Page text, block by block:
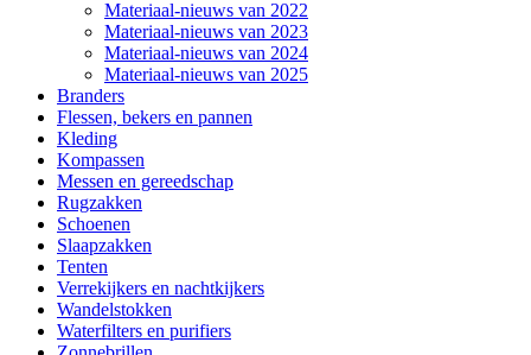
Materiaal-nieuws van 2022
Materiaal-nieuws van 2023
Materiaal-nieuws van 2024
Materiaal-nieuws van 2025
Branders
Flessen, bekers en pannen
Kleding
Kompassen
Messen en gereedschap
Rugzakken
Schoenen
Slaapzakken
Tenten
Verrekijkers en nachtkijkers
Wandelstokken
Waterfilters en purifiers